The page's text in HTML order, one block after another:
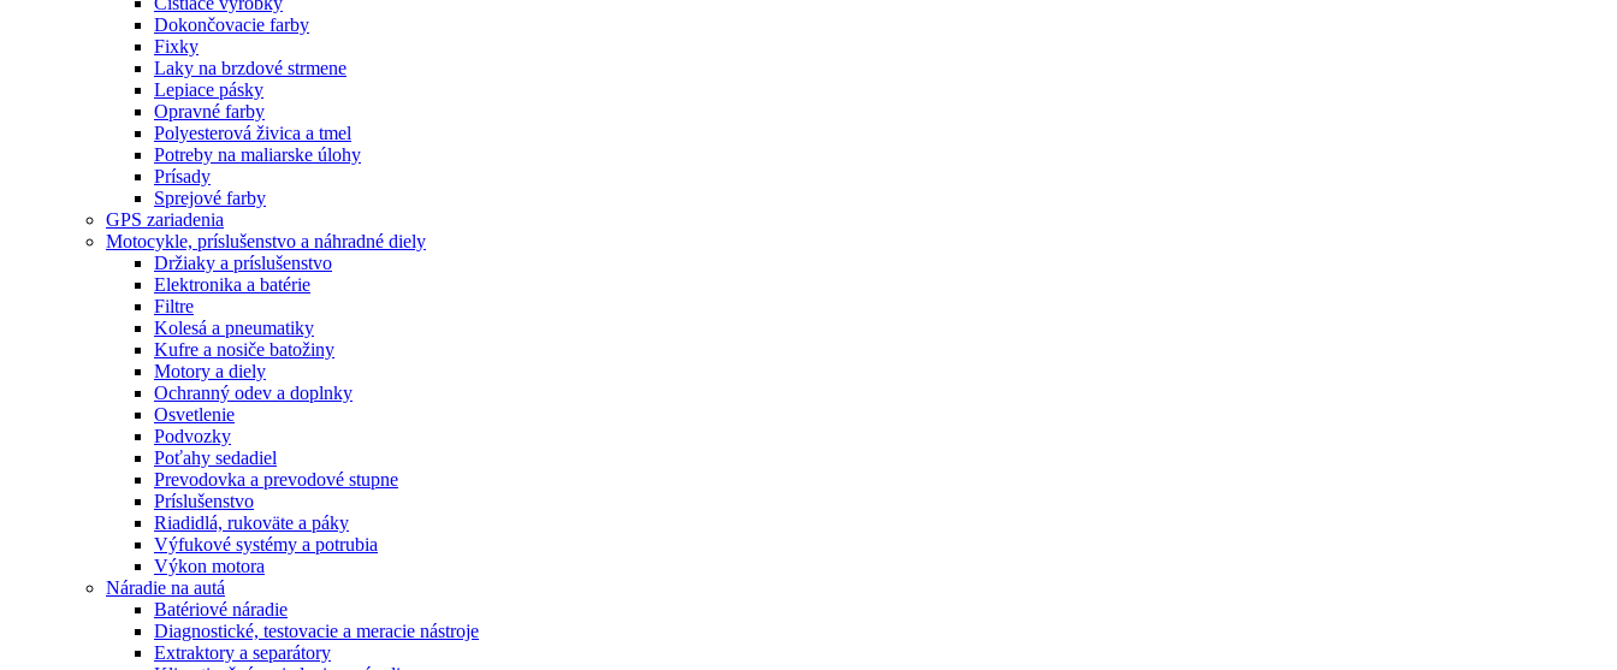
Dokončovacie farby
Fixky
Laky na brzdové strmene
Lepiace pásky
Opravné farby
Polyesterová živica a tmel
Potreby na maliarske úlohy
Prísady
Sprejové farby
GPS zariadenia
Motocykle, príslušenstvo a náhradné diely
Držiaky a príslušenstvo
Elektronika a batérie
Filtre
Kolesá a pneumatiky
Kufre a nosiče batožiny
Motory a diely
Ochranný odev a doplnky
Osvetlenie
Podvozky
Poťahy sedadiel
Prevodovka a prevodové stupne
Príslušenstvo
Riadidlá, rukoväte a páky
Výfukové systémy a potrubia
Výkon motora
Náradie na autá
Batériové náradie
Diagnostické, testovacie a meracie nástroje
Extraktory a separátory